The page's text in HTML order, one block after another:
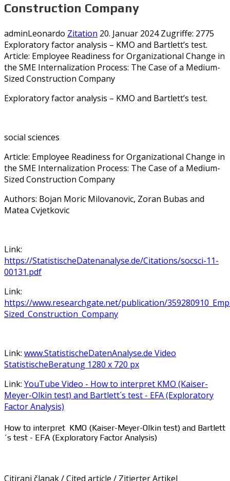
Construction Company
adminLeonardo Zitation 20. Januar 2024Zugriffe: 2775
Exploratory factor analysis – KMO and Bartlett’s test.
Article: Employee Readiness for Organizational Change in
the SME Internalization Process: The Case of a Medium-
Sized Construction Company
Exploratory factor analysis – KMO and Bartlett’s test.
social sciences
Article: Employee Readiness for Organizational Change in
the SME Internalization Process: The Case of a Medium-
Sized Construction Company
Authors: Bojan Moric Milovanovic, Zoran Bubas and
Matea Cvjetkovic
Link:
https://StatistischeDatenanalyse.de/Citations/socsci-11-
00131.pdf
Link:
https://www.researchgate.net/publication/
Sized_Construction_Company
Link: www.StatistischeDatenAnalyse.de Video
StatistischeBeratung 1280 x 720 px
Link: YouTube Video - How to interpret KMO (Kaiser-
Meyer-Olkin test) and Bartlett´s test - EFA (Exploratory
Factor Analysis)
How to interpret KMO (Kaiser-Meyer-Olkin test) and Bartlett
´s test - EFA (Exploratory Factor Analysis)
Citirani članak / Cited article / Zitierter Artikel